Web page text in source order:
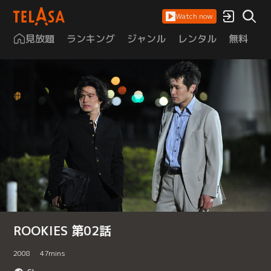
Watch now
見放題 ランキング ジャンル レンタル 無料
ROOKIES 第02話
2008 47mins